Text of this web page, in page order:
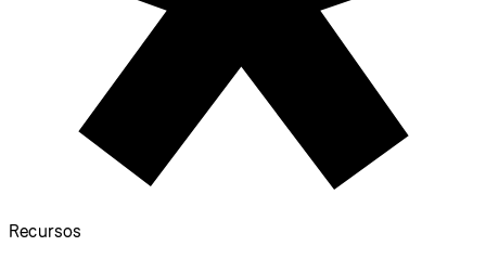
Recursos